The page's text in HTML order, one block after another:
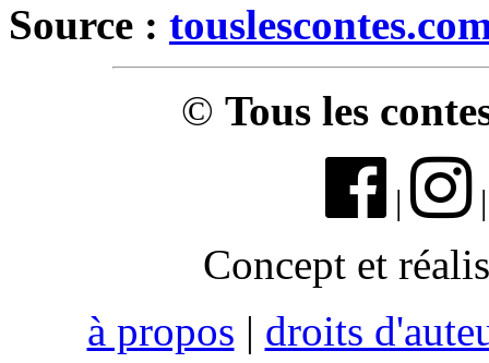
Source :
© Tous les
|
Concept et
à propos | droits